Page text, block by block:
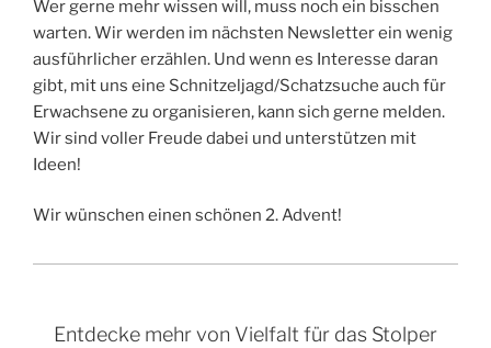
Wer gerne mehr wissen will, muss noch ein bisschen
warten. Wir werden im nächsten Newsletter ein wenig
ausführlicher erzählen. Und wenn es Interesse daran
gibt, mit uns eine Schnitzeljagd/Schatzsuche auch für
Erwachsene zu organisieren, kann sich gerne melden.
Wir sind voller Freude dabei und unterstützen mit
Ideen!
Wir wünschen einen schönen 2. Advent!
Entdecke mehr von Vielfalt für das Stolper